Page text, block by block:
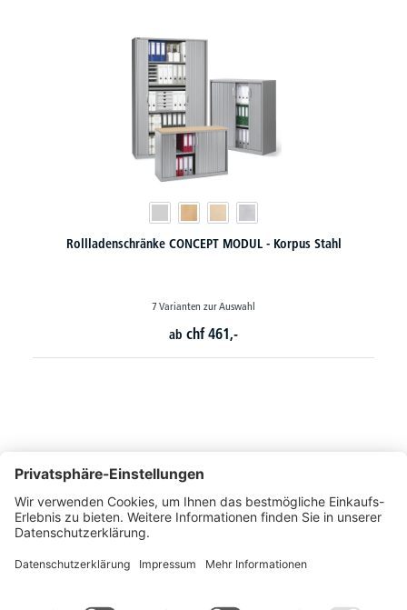
Rollladenschränke MULTI MODUL
36 Varianten zur Auswahl
abchf 373,-
Montags bis Freitags von 08:30 - 17:00 Uhr
+41 44 240 / 11 55
+41 44 240 / 11 57
info@office-trade.ch